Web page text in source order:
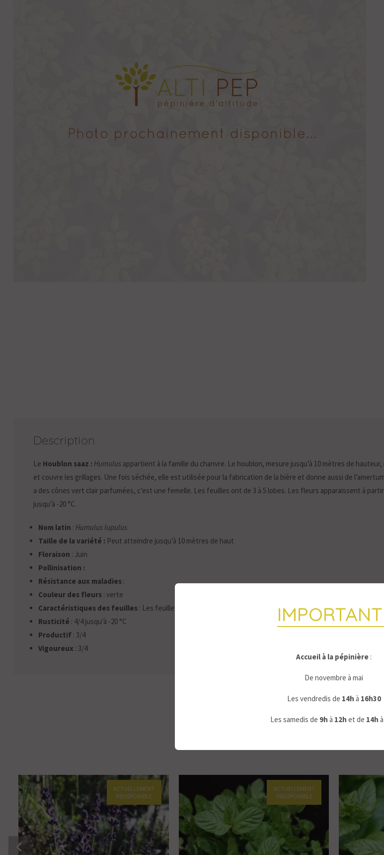
Description
Le Houblon saaz : Humulus appartient à la famille du chanvre. Le houblon, mesure jusqu’à 10 mètres de
et couvre les grillages. Une fois séchée, elle est utilisée pour la fabrication de la bière et donne aussi de
a des cônes vert clair parfumées, c’est une femelle. Les feuilles ont de 3 à 5 lobes. Les fleurs apparaissent à
jusqu’à -20 °C.
Nom latin : Humulus lupulus
Taille de la variété : Peut atteindre jusqu’à 10 mètres de haut
Floraison : Juin
Pollinisation :
Résistance aux maladies :
Couleur des fleurs : verte
Caractéristiques des feuilles : Les feuilles ont de 3 à 5 lobes.
Rusticité : 4/4 jusqu’à -20 °C
Productif : 3/4
Vigoureux : 3/4
ACTUELLEMENT
INDISPONIBLE
ACTUELLEMENT
INDISPONIBLE
Accueil à la pépinière :
De novembre à mai
Les vendredis de 14h à 16h30
Les samedis de 9h à 12h et de 14h à